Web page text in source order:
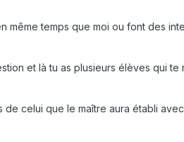
temps que moi ou font des
et là tu as plusieurs élèves qui
celui que le maître aura établi